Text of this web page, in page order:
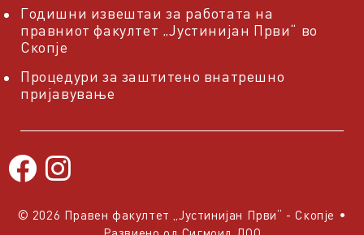
Годишни извештаи за работата на
правниот факултет „Јустинијан Први“ во
Скопје
Процедури за заштитено внатрешно
пријавување
© 2026 Правен факултет „Јустинијан Први“ - Скопје •